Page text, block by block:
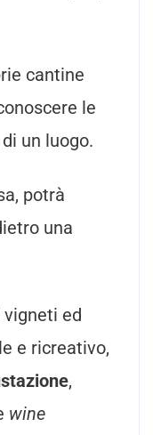
cantine
le
un luogo.
potrà
una
ed
e ricreativo,
,
wine